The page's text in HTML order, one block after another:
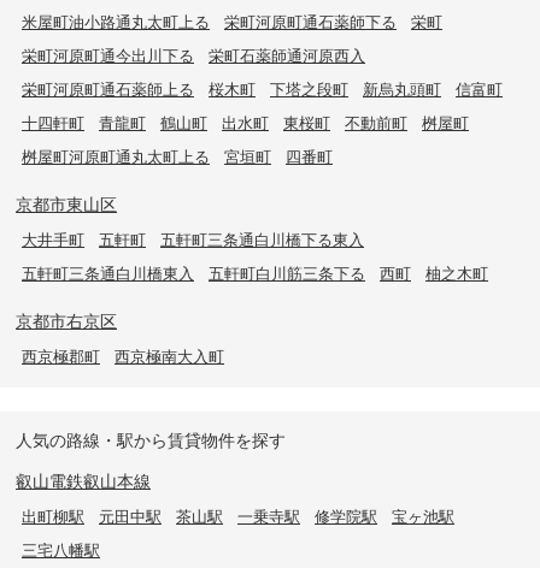
米屋町油小路通丸太町上る
栄町河原町通石薬師下る
栄町
栄町河原町通今出川下る
栄町石薬師通河原西入
栄町河原町通石薬師上る
桜木町 下塔之段町 新烏丸頭町
信富町
十四軒町
青龍町 鶴山町 出水町 東桜町 不動前町
桝屋町
桝屋町河原町通丸太町上る
宮垣町 四番町
京都市東山区
大井手町 五軒町
五軒町三条通白川橋下る東入
五軒町三条通白川橋東入
五軒町白川筋三条下る 西町 柚之木町
京都市右京区
西京極郡町 西京極南大入町
人気の路線・駅から賃貸物件を探す
叡山電鉄叡山本線
出町柳駅 元田中駅 茶山駅 一乗寺駅 修学院駅
宝ヶ池駅
三宅八幡駅